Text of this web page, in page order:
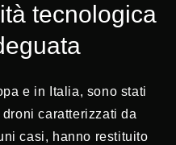
tecnologica
e in Italia, sono stati
caratterizzati da
casi, hanno restituito